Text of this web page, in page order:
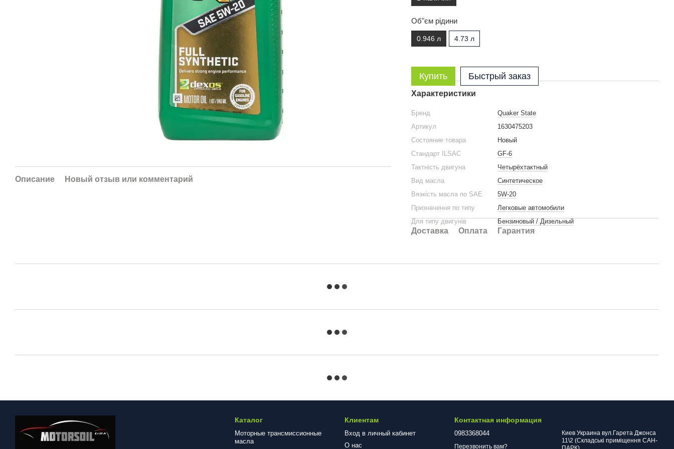
Описание Новый отзыв или комментарий
Об"єм рідини
0.946 л 4.73 л
Купить Быстрый заказ
Характеристики
Бренд
Quaker State
Артикул
1630475203
Состояние товара
Новый
Стандарт ILSAC
GF-6
Тактність двигуна
Четырёхтактный
Вид масла
Синтетическое
Вязкість масла по SAE
5W-20
Призначення по типу
Легковые автомобили
Для типу двигунів
Бензиновый / Дизельный
Доставка Оплата Гарантия
Каталог
Моторные трансмиссионные
масла
Клиентам
Вход в личный кабинет
О нас
Контактная информация
0983368044
Перезвонить вам?
Киев Украина вул.Гарета Джонса
11\2 (Складські приміщення САН-